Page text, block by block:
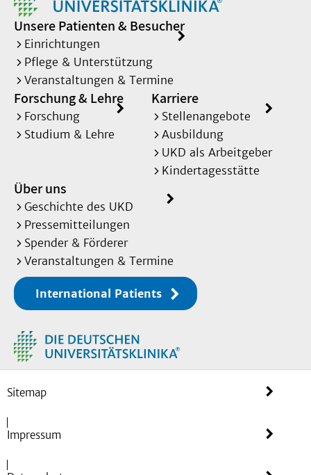
Unsere Patienten & Besucher
Einrichtungen
Pflege & Unterstützung
Veranstaltungen & Termine
Forschung & Lehre
Forschung
Studium & Lehre
Karriere
Stellenangebote
Ausbildung
UKD als Arbeitgeber
Kindertagesstätte
Über uns
Geschichte des UKD
Pressemitteilungen
Spender & Förderer
Veranstaltungen & Termine
International Patients
Sitemap
Impressum